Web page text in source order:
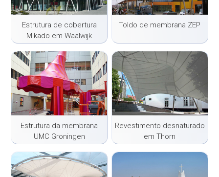
Estrutura de cobertura
Mikado em Waalwijk
Toldo de membrana ZEP
Estrutura da membrana
UMC Groningen
Revestimento desnaturado
em Thorn